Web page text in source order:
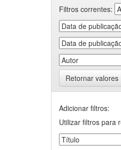
Filtros correntes:
Retornar valores
Adicionar filtros:
Utilizar filtros para